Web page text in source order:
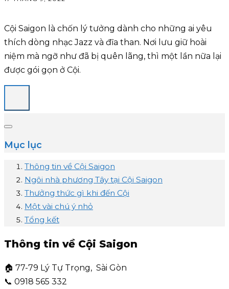
Cội Saigon là chốn lý tưởng dành cho những ai yêu
thích dòng nhạc Jazz và đĩa than. Nơi lưu giữ hoài
niệm mà ngỡ như đã bị quên lãng, thì một lần nữa lại
được gói gọn ở Cội.
Mục lục
Thông tin về Cội Saigon
Ngôi nhà phương Tây tại Cội Saigon
Thưởng thức gì khi đến Cội
Một vài chú ý nhỏ
Tổng kết
Thông tin về Cội Saigon
🏠 77-79 Lý Tự Trọng, Sài Gòn
📞 0918 565 332